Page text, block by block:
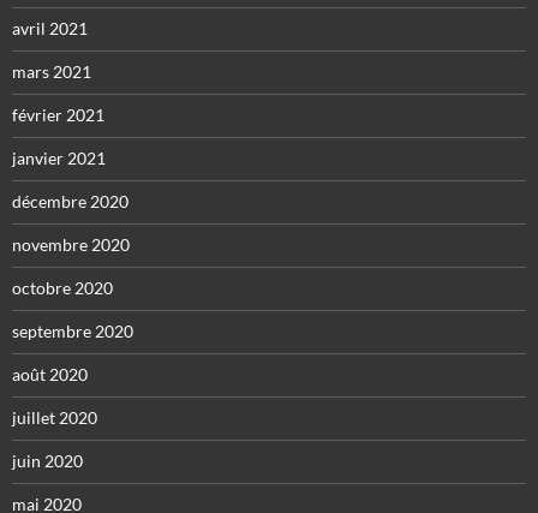
avril 2021
mars 2021
février 2021
janvier 2021
décembre 2020
novembre 2020
octobre 2020
septembre 2020
août 2020
juillet 2020
juin 2020
mai 2020